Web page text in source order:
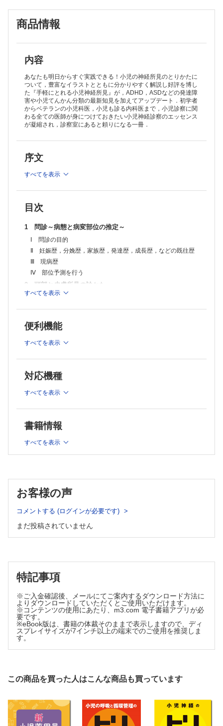
Ⅱ 大泉門
Ⅲ 骨縫合部
Ⅰ 保護者の膝の上での診察
Ⅱ 診察台での診察-①背臥位
Ⅲ 診察台での診察-②座位
Ⅳ 診察台での診察-③腹臥位
Ⅴ 再び保護者の膝の上での診察
4 神経学的診察：②幼児（1～5歳）
5 神経学的診察：③学童（6歳以上）
診察手順（第3～5章）のまとめ
6 反射の考えかたと観察
Ⅲ 原始反射
7 脳神経系の診かた
Ⅱ 動眼・滑車・外転神経（第Ⅲ・Ⅳ・Ⅵ脳神経）：眼球運動，上眼瞼挙
上に関わる神経群
Ⅲ 三叉神経（第Ⅴ脳神経）
Ⅴ 聴神経（第Ⅷ脳神経）
Ⅵ 舌咽・迷走神経（第Ⅸ・Ⅹ脳神経）
Ⅶ 副神経（第Ⅺ脳神経
Ⅷ 舌下神経（第Ⅻ脳神経）
8 筋トーヌスの診かた
Ⅰ みる（視診）：筋肉の量の評価
Ⅱ 触る（触診）：筋トーヌスの診かた
Ⅲ やらせる（年長児）
Ⅰ 痙性歩行：痙性片麻痺
Ⅲ 基底核障害の歩行
Ⅴ 弛緩性麻痺（筋障害）の歩行
Ⅱ 意識障害の程度の判定
Ⅲ 眼の観察
Ⅳ 麻痺の有無の観察
Ⅵ 筋緊張
11 不随意運動の診かた
Ⅱ 不随意運動を観察するポイント
Ⅱ 脳性麻痺と低出生体重児
Ⅲ 障害部位と異常
Ⅳ 脳性麻痺の診断
13 けいれん性疾患とてんかんの診かた
Ⅰ 発作の観察
商品情報
内容
あなたも明日からすぐ実践できる！小児の神経所見のとりかたに
ついて，豊富なイラストとともに分かりやすく解説し好評を博し
た『手軽にとれる小児神経所見』が，ADHD，ASDなどの発達障
害や小児てんかん分類の最新知見を加えてアップデート．初学者
からベテランの小児科医，小児も診る内科医まで，小児診察に関
わる全ての医師が身につけておきたい小児神経診察のエッセンス
が凝縮され，診察室にあると頼りになる一冊．
序文
すべてを表示
目次
1 問診～病態と病変部位の推定～
Ⅰ 問診の目的
Ⅱ 妊娠歴，分娩歴，家族歴，発達歴，成長歴，などの既往歴
Ⅲ 現病歴
Ⅳ 部位予測を行う
2 頭部と皮膚所見の診かた
Ⅰ 頭囲の測定法
Ⅱ 大泉門
Ⅲ 骨縫合部
Ⅳ 皮膚所見
3 神経学的診察：①乳児
Ⅲ 診察台での診察-②座位
Ⅳ 診察台での診察-③腹臥位
4 神経学的診察：②幼児（1～5歳）
5 神経学的診察：③学童（6歳以上）
診察手順（第3～5章）のまとめ
6 反射の考えかたと観察
Ⅲ 原始反射
Ⅳ 姿勢反射
7 脳神経系の診かた
Ⅰ 視神経（第Ⅱ脳神経）
Ⅴ 聴神経（第Ⅷ脳神経）
Ⅶ 副神経（第Ⅺ脳神経
Ⅷ 舌下神経（第Ⅻ脳神経）
8 筋トーヌスの診かた
Ⅰ みる（視診）：筋肉の量の評価
Ⅰ 痙性歩行：痙性片麻痺
Ⅲ 基底核障害の歩行
Ⅳ 弛緩性麻痺（末梢神経性麻痺）の歩行
すべてを表示
便利機能
すべてを表示
対応機種
すべてを表示
書籍情報
すべてを表示
お客様の声
コメントする (ログインが必要です)
まだ投稿されていません
特記事項
※ご入金確認後、メールにてご案内するダウンロード方法に
よりダウンロードしていただくとご使用いただけます。
※コンテンツの使用にあたり、m3.com 電子書籍アプリが必
要です。
※eBook版は、書籍の体裁そのままで表示しますので、ディ
スプレイサイズが7インチ以上の端末でのご使用を推奨しま
す。
この商品を買った人はこんな商品も買っています